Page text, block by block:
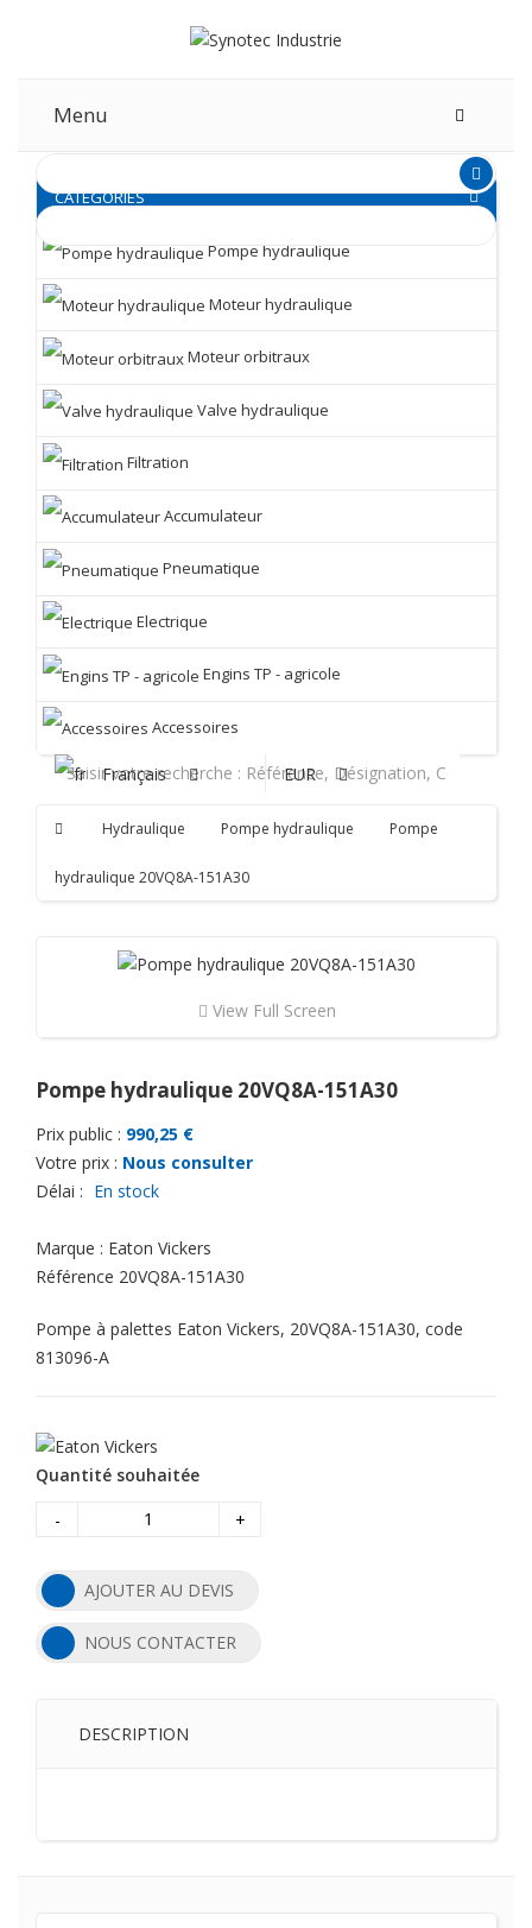
Menu
CATEGORIES
Pompe hydraulique
Moteur hydraulique
Moteur orbitraux
Valve hydraulique
Filtration
Accumulateur
Pneumatique
Electrique
Engins TP - agricole
Accessoires
Français EUR
Hydraulique Pompe hydraulique Pompe
hydraulique 20VQ8A-151A30
View Full Screen
Pompe hydraulique 20VQ8A-151A30
Prix public : 990,25 €
Votre prix : Nous consulter
Délai : En stock
Marque : Eaton Vickers
Référence 20VQ8A-151A30
Pompe à palettes Eaton Vickers, 20VQ8A-151A30, code
813096-A
Quantité souhaitée
-
+
AJOUTER AU DEVIS
NOUS CONTACTER
DESCRIPTION